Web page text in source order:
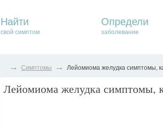
Найти
свой симптом
Определи
заболевание
→ Симптомы → Лейомиома желудка симптомы,
Лейомиома желудка симптомы,